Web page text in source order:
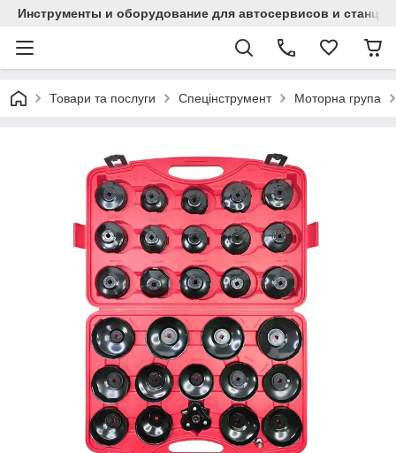
Инструменты и оборудование для автосервисов и
Товари та послуги Спецінструмент Моторна група